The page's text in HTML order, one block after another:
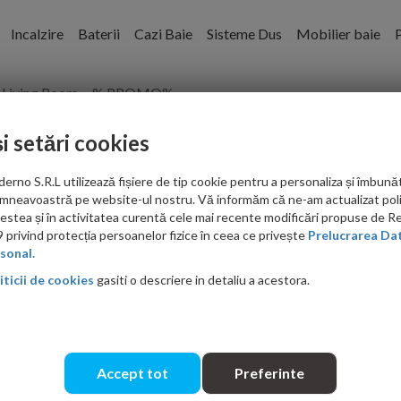
Incalzire Baterii Cazi Baie Sisteme Dus Mobilier baie
Living Room % PROMO%
pentru bai, mobilier pentru bai, accesorii baie
pentruobiecte sanitaresi echipamente pentru bai. Proiectul
care si-au amenajat spatiile cu produsele de inalta calitate si
in ceea ce priveste amenajarea bailor cu obiecte sanitare
pentru bai si obiecte sanitare de la producatori consacrati,
unei bai mari, indiferent de stilul de design interior ales, suntem aici
pentru spatii comerciale, industriale sau din domeniul HoReCa.
setări cookies
S.R.L utilizează fișiere de tip cookie pentru a personaliza și
pe website-ul nostru. Vă informăm că ne-am actualizat
și în activitatea curentă cele mai recente modificări propuse de
privind protecția persoanelor fizice în ceea ce privește Prelucrarea
de cookies gasiti o descriere in detaliu a acestora.
Accept tot Preferinte